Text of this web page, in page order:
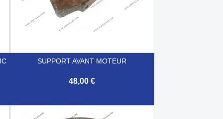
SUPPORT AVANT MOTEUR
48,00 €
 Aperçu rapide